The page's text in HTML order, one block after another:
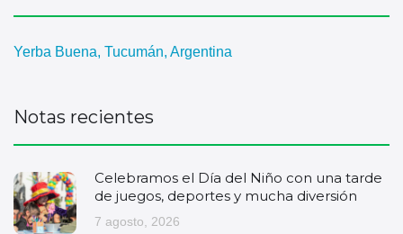
Yerba Buena, Tucumán, Argentina
Notas recientes
Celebramos el Día del Niño con una tarde
de juegos, deportes y mucha diversión
7 agosto, 2026